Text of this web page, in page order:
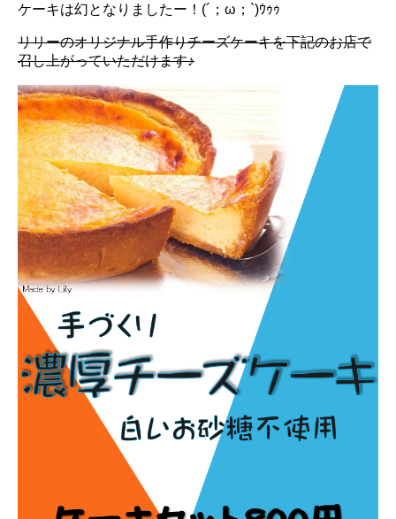
ケーキは幻となりましたー！(´；ω；`)ｳｩｩ
リリーのオリジナル手作りチーズケーキを下記のお店で
召し上がっていただけます♪